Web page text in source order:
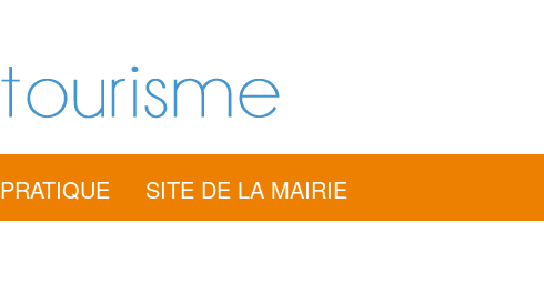
PRATIQUE SITE DE LA MAIRIE